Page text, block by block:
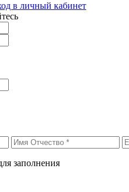
в личный кабинет
заполнения